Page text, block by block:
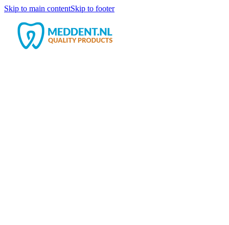
Skip to main contentSkip to footer